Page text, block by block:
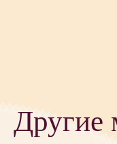
Другие